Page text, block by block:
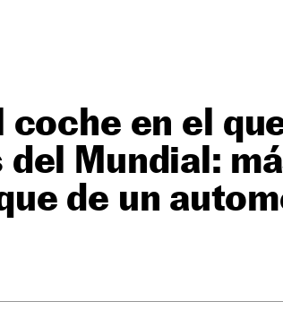
coche en el
Mundial:
de un